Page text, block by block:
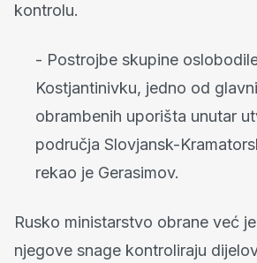
kontrolu.
- Postrojbe skupine
Kostjantinivku, jedno od
obrambenih uporišta unutar
područja Slovjansk-
rekao je Gerasimov.
Rusko ministarstvo obrane već
njegove snage kontroliraju